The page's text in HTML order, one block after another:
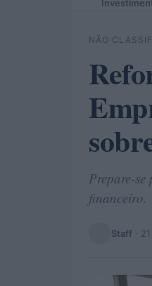
NÃO
Prepare-
financeiro.
Staff ·